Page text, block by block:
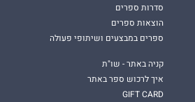
סדרות ספרים
הוצאות ספרים
ספרים במבצעים ושיתופי פעולה
קניה באתר - שו"ת
איך לרכוש ספר באתר
GIFT CARD